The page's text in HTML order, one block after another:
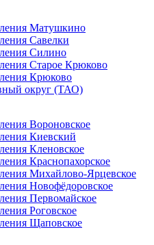
Матушкино
Савелки
Силино
Старое Крюково
Крюково
округ (ТАО)
Вороновское
Киевский
Кленовское
Краснопахорское
Михайлово-Ярцевское
Новофёдоровское
Первомайское
Роговское
Щаповское